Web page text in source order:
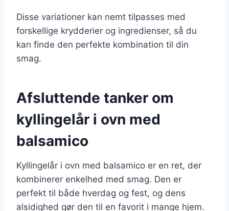
Disse variationer kan nemt tilpasses med
forskellige krydderier og ingredienser, så du
kan finde den perfekte kombination til din
smag.
Afsluttende tanker om
kyllingelår i ovn med
balsamico
Kyllingelår i ovn med balsamico er en ret, der
kombinerer enkelhed med smag. Den er
perfekt til både hverdag og fest, og dens
alsidighed gør den til en favorit i mange hjem.